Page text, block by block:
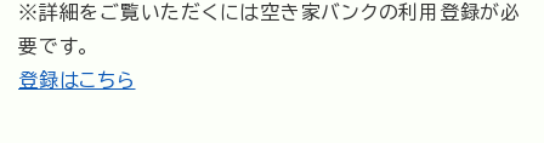
※詳細をご覧いただくには空き家バンクの利用登録が必
要です。
登録はこちら